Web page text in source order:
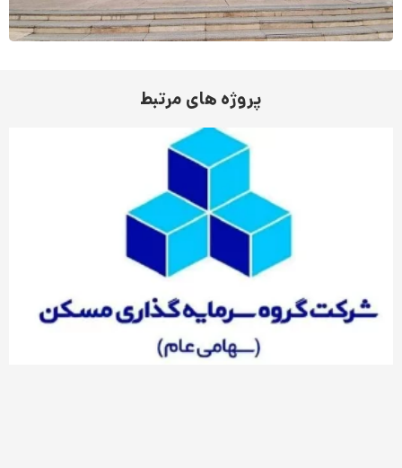
پروژه های مرتبط